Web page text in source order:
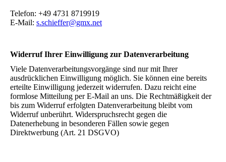
Telefon: +49 4731 8719919
E-Mail: s.schieffer@gmx.net
Widerruf Ihrer Einwilligung zur Datenverarbeitung
Viele Datenverarbeitungsvorgänge sind nur mit Ihrer
ausdrücklichen Einwilligung möglich. Sie können eine bereits
erteilte Einwilligung jederzeit widerrufen. Dazu reicht eine
formlose Mitteilung per E-Mail an uns. Die Rechtmäßigkeit der
bis zum Widerruf erfolgten Datenverarbeitung bleibt vom
Widerruf unberührt. Widerspruchsrecht gegen die
Datenerhebung in besonderen Fällen sowie gegen
Direktwerbung (Art. 21 DSGVO)